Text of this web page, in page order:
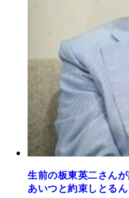
生前の板東英二さん
あいつと約束しとるん